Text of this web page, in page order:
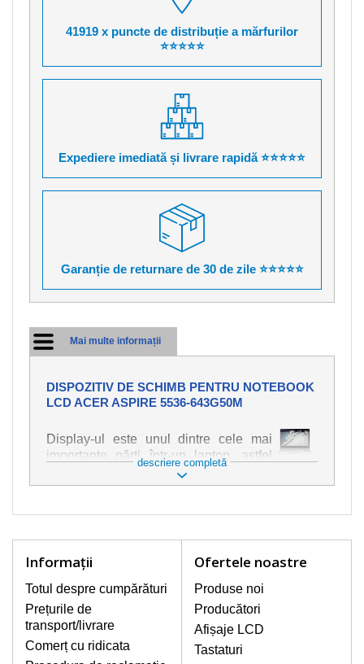
41919 x puncte de distribuție a mărfurilor
⭐⭐⭐⭐⭐
Expediere imediată și livrare rapidă ⭐⭐⭐⭐⭐
Garanție de returnare de 30 de zile ⭐⭐⭐⭐⭐
Mai multe informații
DISPOZITIV DE SCHIMB PENTRU NOTEBOOK
LCD ACER ASPIRE 5536-643G50M
Display-ul este unul dintre cele mai
importante părți într-un laptop, astfel
încât ne străduim să oferim piese de
schimb de cea mai bună calitate.
ul cu cea mai mare atenție. Cele mai
natură mecanică, cum ar fi afișajul rupt
sau crăpat. În plus, dungile verticale,
afișajul neiluminat, luminozitatea
intermitentă sau neuniformă
descriere completă
Informaţii
Totul despre cumpărături
Prețurile de
transport/livrare
Comerț cu ridicata
Ofertele noastre
Produse noi
Producători
Afișaje LCD
Tastaturi